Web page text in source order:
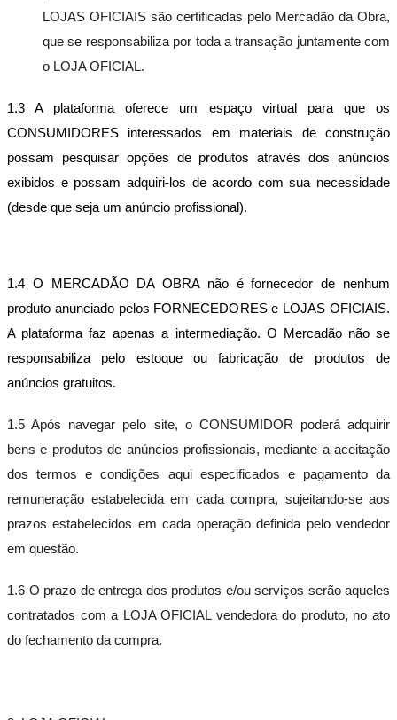
Entrar
Cadastrar
LOJAS OFICIAIS são certificadas pelo Mercadão da Obra,
que se responsabiliza por toda a transação juntamente com
o LOJA OFICIAL.
1.3 A plataforma oferece um espaço virtual para que os
CONSUMIDORES interessados em materiais de construção
possam pesquisar opções de produtos através dos anúncios
exibidos e possam adquiri-los de acordo com sua necessidade
(desde que seja um anúncio profissional).
1.4 O MERCADÃO DA OBRA não é fornecedor de nenhum
produto anunciado pelos FORNECEDORES e LOJAS OFICIAIS.
A plataforma faz apenas a intermediação. O Mercadão não se
responsabiliza pelo estoque ou fabricação de produtos de
anúncios gratuitos.
1.5 Após navegar pelo site, o CONSUMIDOR poderá adquirir
bens e produtos de anúncios profissionais, mediante a aceitação
dos termos e condições aqui especificados e pagamento da
remuneração estabelecida em cada compra, sujeitando-se aos
prazos estabelecidos em cada operação definida pelo vendedor
em questão.
1.6 O prazo de entrega dos produtos e/ou serviços serão aqueles
contratados com a LOJA OFICIAL vendedora do produto, no ato
do fechamento da compra.